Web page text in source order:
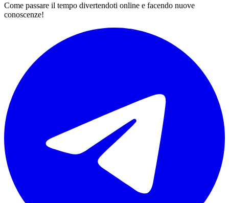
Come passare il tempo divertendoti online e facendo nuove
conoscenze!